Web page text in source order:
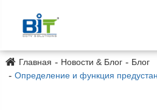
Главная Новости & Блог
Блог
Определение и функция